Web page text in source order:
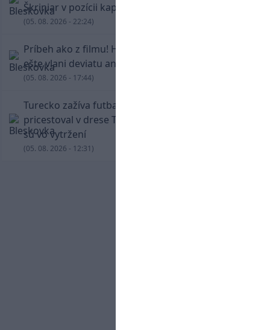
Škriniar v pozícii kapitána potiahol Fenerbahce
(05. 08. 2026 - 22:24)
Príbeh ako z filmu! Hrdina Slovana Kianga hral
ešte vlani deviatu anglickú ligu
(05. 08. 2026 - 17:44)
Turecko zažíva futbalové šialenstvo! Salah
pricestoval v drese Trabzonsporu, fanúšikovia
sú vo vytržení
(05. 08. 2026 - 12:31)